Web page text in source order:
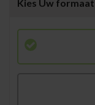
Kies Uw formaat